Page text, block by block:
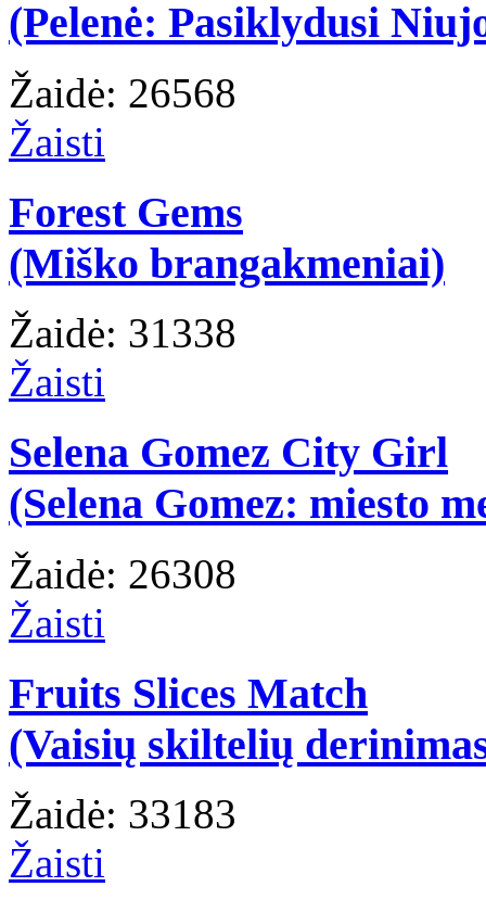
(Pelenė: Pasiklydusi
Žaidė: 26568
Žaisti
Forest Gems
(Miško brangakmeniai)
Žaidė: 31338
Žaisti
Selena Gomez City Girl
(Selena Gomez: miesto
Žaidė: 26308
Žaisti
Fruits Slices Match
(Vaisių skiltelių
Žaidė: 33183
Žaisti